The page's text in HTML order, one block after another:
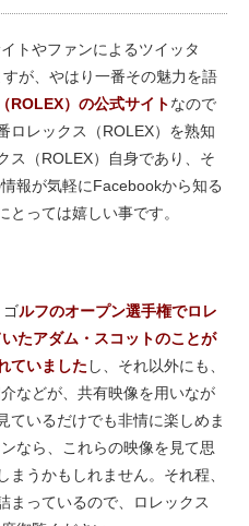
トやファンによるツイッタ
が、やはり一番その魅力を語
ROLEX）の公式サイトなので
ロレックス（ROLEX）を熟知
ス（ROLEX）自身であり、そ
報が気軽にFacebookから知る
とっては嬉しい事です。
ゴルフのオープン選手権でロレ
たアダム・スコットのことが
ていました し、それ以外にも、
などが、共有映像を用いなが
ているだけでも非情に楽しめま
なら、これらの映像を見て思
うかもしれません。それ程、
まっているので、ロレックス